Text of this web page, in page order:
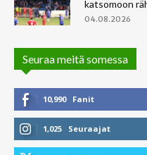
katsomoon
04.08.2026
Seuraa meitä somessa
10,990 Fanit
1,025 Seuraajat